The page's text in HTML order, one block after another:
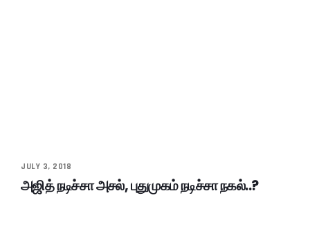
JULY 3, 2018
அஜித் நடிச்சா அசல், புதுமுகம் நடிச்சா நகல்..?